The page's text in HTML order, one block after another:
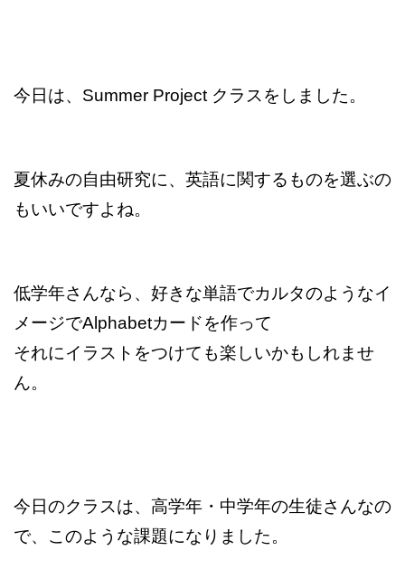
今日は、 Summer Project クラスをしました。
夏休みの自由研究に、英語に関するものを選ぶの
もいいですよね。
低学年さんなら、好きな単語でカルタのようなイ
メージでAlphabetカードを作って
それにイラストをつけても楽しいかもしれませ
ん。
今日のクラスは、高学年・中学年の生徒さんなの
で、このような課題になりました。